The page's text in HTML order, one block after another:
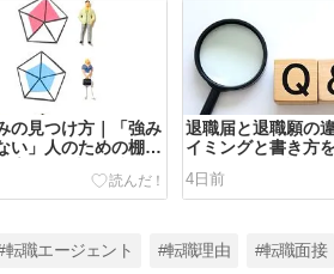
の見つけ方｜「強み
い」人のための棚卸
退職届と退職願の
イミングと書き方
4日前
転職エージェント #転職理由 #転職面接